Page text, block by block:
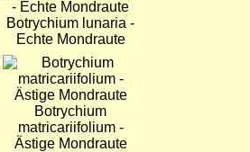
Botrychium lunaria -
Echte Mondraute
Bild
Botrychium
matricariifolium -
Ästige Mondraute